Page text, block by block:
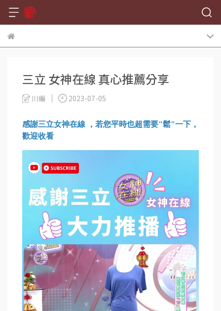
三立 女神在線 真心推薦分享
川編 2023-07-05
感謝三立女神在線 ，若您平時也超需要"鬆"一下，
歡迎收看